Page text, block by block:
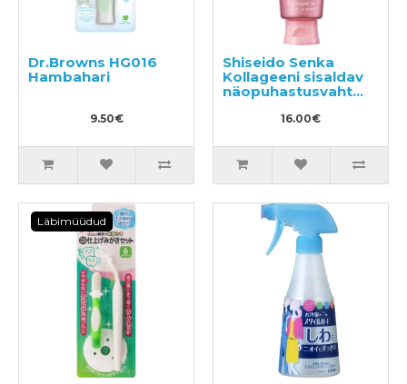
Dr.Browns HG016
Hambahari
9.50€
Shiseido Senka
Kollageeni sisaldav
näopuhastusvaht
16.00€
Läbimüüdud